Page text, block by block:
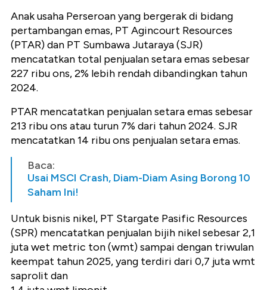
Anak usaha Perseroan yang bergerak di bidang
pertambangan emas, PT Agincourt Resources
(PTAR) dan PT Sumbawa Jutaraya (SJR)
mencatatkan total penjualan setara emas sebesar
227 ribu ons, 2% lebih rendah dibandingkan tahun
2024.
PTAR mencatatkan penjualan setara emas sebesar
213 ribu ons atau turun 7% dari tahun 2024. SJR
mencatatkan 14 ribu ons penjualan setara emas.
Baca:
Usai MSCI Crash, Diam-Diam Asing Borong 10
Saham Ini!
Untuk bisnis nikel, PT Stargate Pasific Resources
(SPR) mencatatkan penjualan bijih nikel sebesar 2,1
juta wet metric ton (wmt) sampai dengan triwulan
keempat tahun 2025, yang terdiri dari 0,7 juta wmt
saprolit dan